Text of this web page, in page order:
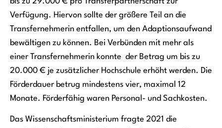
Verfügung. Hiervon sollte der größere Teil an die
Transfernehmerin entfallen, um den Adaptionsaufwand
bewältigen zu können. Bei Verbünden mit mehr als
einer Transfernehmerin konnte der Betrag um bis zu
20.000 € je zusätzlicher Hochschule erhöht werden. Die
Förderdauer betrug mindestens vier, maximal 12
Monate. Förderfähig waren Personal- und Sachkosten.
Das Wissenschaftsministerium fragte 2021 die